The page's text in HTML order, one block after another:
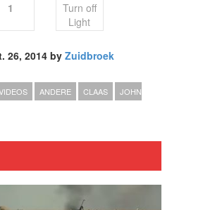
1
Turn off
Light
26, 2014 byZuidbroek
ANDERE CLAAS
JOHN